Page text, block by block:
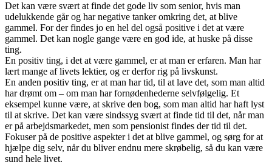
Det kan være svært at finde det gode liv som senior, hvis man
udelukkende går og har negative tanker omkring det, at blive
gammel. For der findes jo en hel del også positive i det at være
gammel. Det kan nogle gange være en god ide, at huske på disse
ting.
En positiv ting, i det at være gammel, er at man er erfaren. Man har
lært mange af livets lektier, og er derfor rig på livskunst.
En anden positiv ting, er at man har tid, til at lave det, som man altid
har drømt om – om man har fornødenhederne selvfølgelig. Et
eksempel kunne være, at skrive den bog, som man altid har haft lyst
til at skrive. Det kan være sindssyg svært at finde tid til det, når man
er på arbejdsmarkedet, men som pensionist findes der tid til det.
Fokuser på de positive aspekter i det at blive gammel, og sørg for at
hjælpe dig selv, når du bliver endnu mere skrøbelig, så du kan være
sund hele livet.